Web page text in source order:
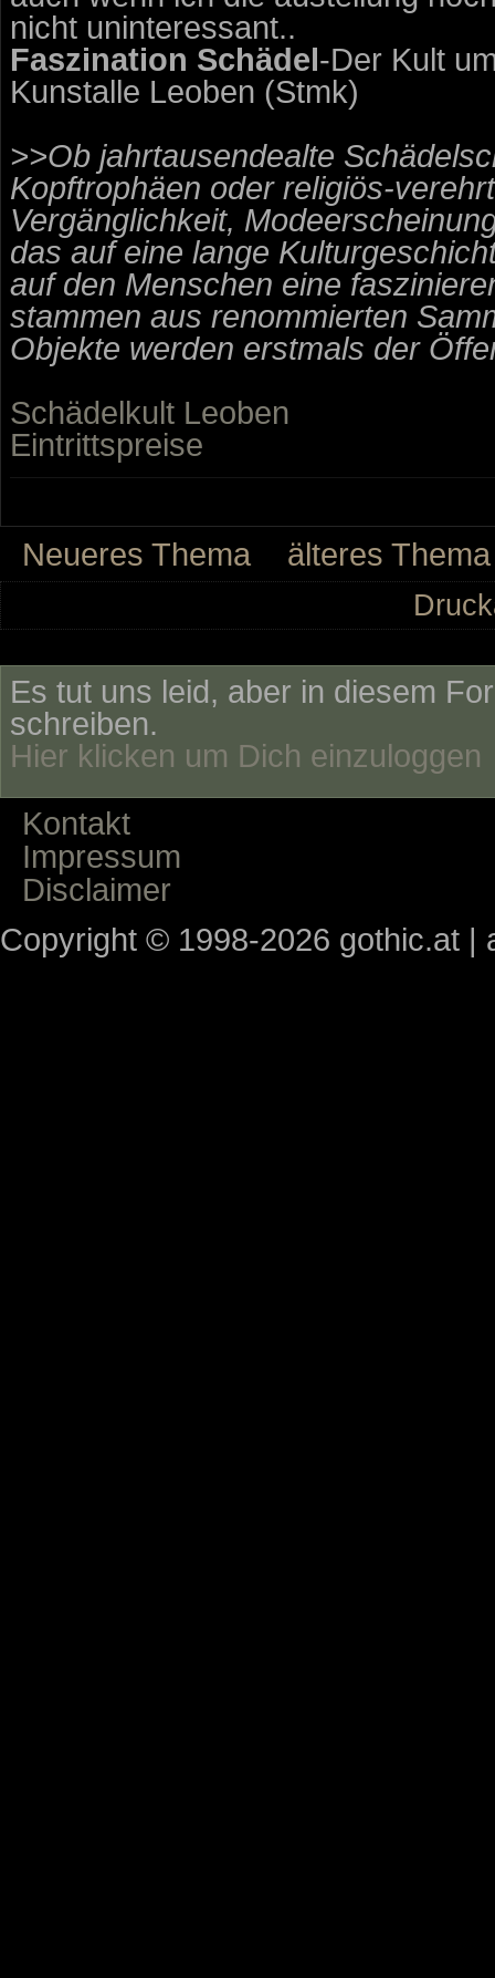
nicht uninteressant..
Faszination Schädel-Der Kult
Kunstalle Leoben (Stmk)
>>Ob jahrtausendealte
Kopftrophäen oder religiös-
Vergänglichkeit,
das auf eine lange
auf den Menschen eine
stammen aus renommierten
Objekte werden erstmals der
Schädelkult Leoben
Eintrittspreise
Neueres Thema älteres Thema
Es tut uns leid, aber in diesem
schreiben.
Hier klicken um Dich einzuloggen
Kontakt
Impressum
Disclaimer
Copyright © 1998-2026 gothic.at |